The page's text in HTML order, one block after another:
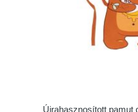
Újrahasznosított pamut